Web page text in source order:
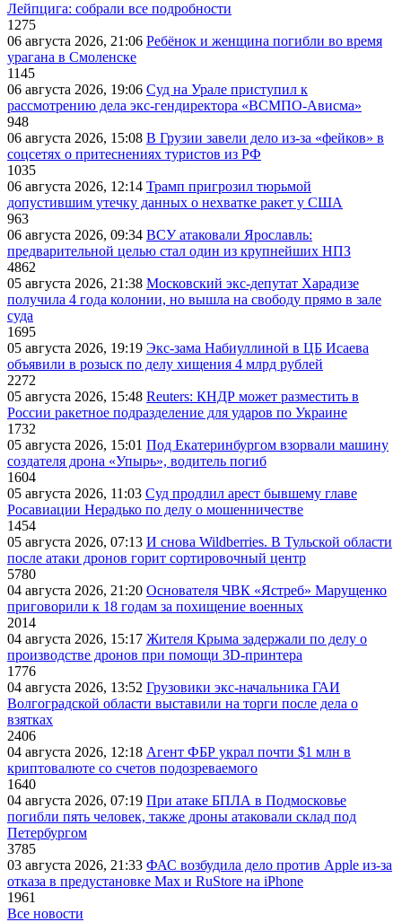
Лейпцига: собрали все подробности
1275
06 августа 2026, 21:06 Ребёнок и женщина погибли во время
урагана в Смоленске
1145
06 августа 2026, 19:06 Суд на Урале приступил к
рассмотрению дела экс-гендиректора «ВСМПО-Ависма»
948
06 августа 2026, 15:08 В Грузии завели дело из-за «фейков» в
соцсетях о притеснениях туристов из РФ
1035
06 августа 2026, 12:14 Трамп пригрозил тюрьмой
допустившим утечку данных о нехватке ракет у США
963
06 августа 2026, 09:34 ВСУ атаковали Ярославль:
предварительной целью стал один из крупнейших НПЗ
4862
05 августа 2026, 21:38 Московский экс-депутат Харадизе
получила 4 года колонии, но вышла на свободу прямо в зале
суда
1695
05 августа 2026, 19:19 Экс-зама Набиуллиной в ЦБ Исаева
объявили в розыск по делу хищения 4 млрд рублей
2272
05 августа 2026, 15:48 Reuters: КНДР может разместить в
России ракетное подразделение для ударов по Украине
1732
05 августа 2026, 15:01 Под Екатеринбургом взорвали машину
создателя дрона «Упырь», водитель погиб
1604
05 августа 2026, 11:03 Суд продлил арест бывшему главе
Росавиации Нерадько по делу о мошенничестве
1454
05 августа 2026, 07:13 И снова Wildberries. В Тульской области
после атаки дронов горит сортировочный центр
5780
04 августа 2026, 21:20 Основателя ЧВК «Ястреб» Марущенко
приговорили к 18 годам за похищение военных
2014
04 августа 2026, 15:17 Жителя Крыма задержали по делу о
производстве дронов при помощи 3D‑принтера
1776
04 августа 2026, 13:52 Грузовики экс-начальника ГАИ
Волгоградской области выставили на торги после дела о
взятках
2406
04 августа 2026, 12:18 Агент ФБР украл почти $1 млн в
криптовалюте со счетов подозреваемого
1640
04 августа 2026, 07:19 При атаке БПЛА в Подмосковье
погибли пять человек, также дроны атаковали склад под
Петербургом
3785
03 августа 2026, 21:33 ФАС возбудила дело против Apple из-за
отказа в предустановке Max и RuStore на iPhone
1961
Все новости